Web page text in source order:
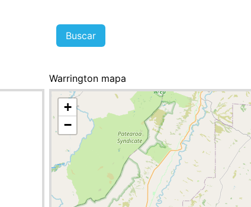
Warrington mapa
Colombia, la lista de ciudades
+
−